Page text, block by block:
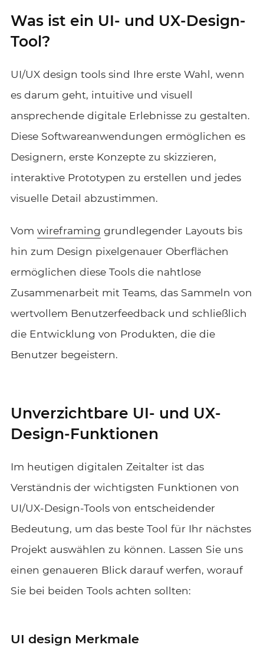
Was ist ein UI- und UX-Design-
Tool?
UI/UX design tools sind Ihre erste Wahl, wenn
es darum geht, intuitive und visuell
ansprechende digitale Erlebnisse zu gestalten.
Diese Softwareanwendungen ermöglichen es
Designern, erste Konzepte zu skizzieren,
interaktive Prototypen zu erstellen und jedes
visuelle Detail abzustimmen.
Vom wireframing grundlegender Layouts bis
hin zum Design pixelgenauer Oberflächen
ermöglichen diese Tools die nahtlose
Zusammenarbeit mit Teams, das Sammeln von
wertvollem Benutzerfeedback und schließlich
die Entwicklung von Produkten, die die
Benutzer begeistern.
Unverzichtbare UI- und UX-
Design-Funktionen
Im heutigen digitalen Zeitalter ist das
Verständnis der wichtigsten Funktionen von
UI/UX-Design-Tools von entscheidender
Bedeutung, um das beste Tool für Ihr nächstes
Projekt auswählen zu können. Lassen Sie uns
einen genaueren Blick darauf werfen, worauf
Sie bei beiden Tools achten sollten:
UI design Merkmale